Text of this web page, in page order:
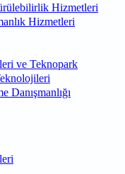
Hizmetleri
Hizmetleri
ve Teknopark
Danışmanlığı